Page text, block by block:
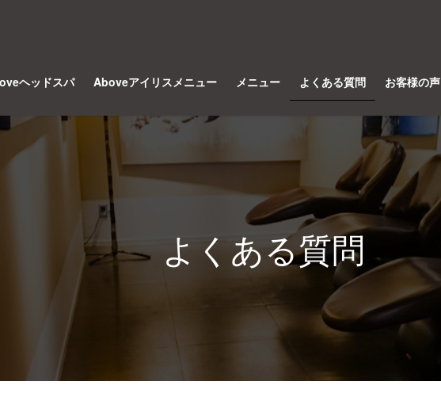
ヘッドスパ Aboveアイリスメニュー メニュー よくある質問 お客様の
よくある質問